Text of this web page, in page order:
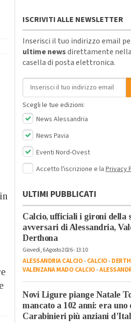
ISCRIVITI ALLE NEWSLETTER
Inserisci il tuo indirizzo email
ultime newsdirettamente
casella di posta elettronica.
Indirizzo email
Scegli le tue edizioni:
News Alessandria
News Pavia
Eventi Nord-Ovest
Accetto l'iscrizione e la Privacy
ULTIMI PUBBLICATI
Calcio, ufficiali i gironi della
avversari di Alessandria,
Derthona
Giovedì, 6 Agosto 2026 - 13:10
ALESSANDRIA CALCIO-CALCIO-
VALENZANA MADO CALCIO-
Novi Ligure piange Natale
mancato a 102 anni: era uno
Carabinieri più anziani